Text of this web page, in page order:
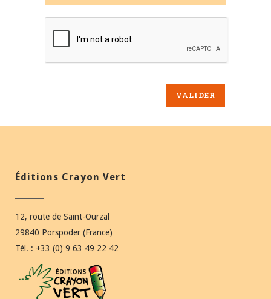
Éditions Crayon Vert
12, route de Saint-Ourzal
29840 Porspoder (France)
Tél. : +33 (0) 9 63 49 22 42